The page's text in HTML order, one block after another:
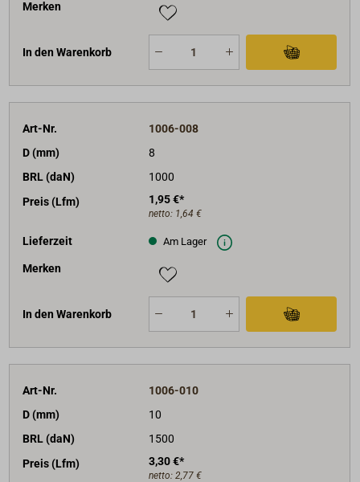
Merken
In den Warenkorb
Art-Nr.
1006-008
D (mm)
8
BRL (daN)
1000
Preis (Lfm)
1,95 €*
netto: 1,64 €
Lieferzeit Am Lager
Merken
In den Warenkorb
Art-Nr.
1006-010
D (mm)
10
BRL (daN)
1500
Preis (Lfm)
3,30 €*
netto: 2,77 €